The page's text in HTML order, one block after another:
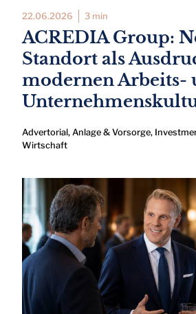
22.06.2026 3 min
ACREDIA Group:
Standort als
modernen Arbeits-
Advertorial, Anlage & Vorsorge,
Wirtschaft